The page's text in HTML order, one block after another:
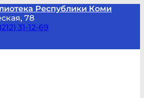
Республики Коми
78
31-12-69